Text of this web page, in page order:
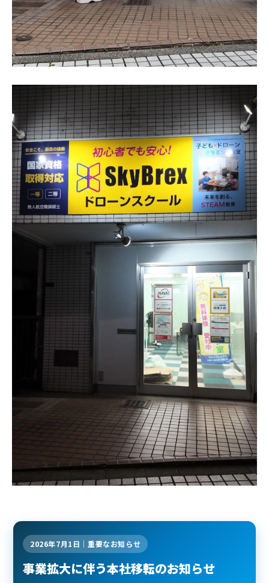
2026年7月1日｜重要なお知らせ
事業拡大に伴う本社移転のお知らせ